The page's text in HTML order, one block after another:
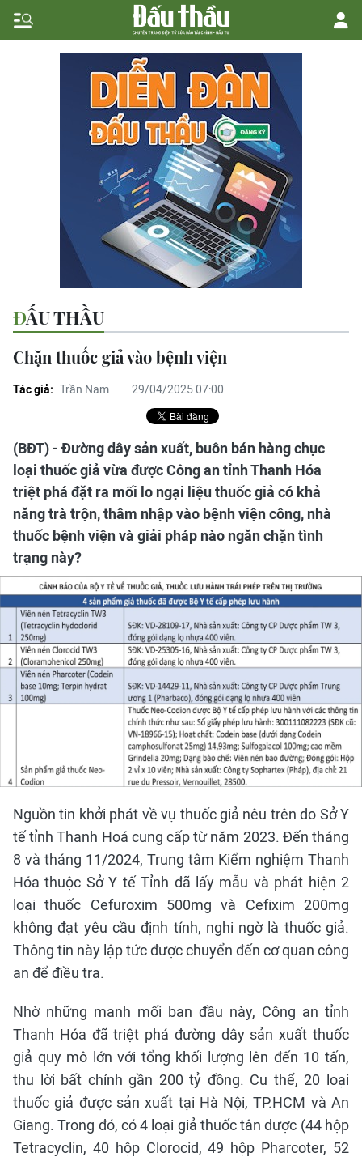
ĐẤU THẦU
Chặn thuốc giả vào bệnh viện
Tác giả: Trần Nam 29/04/2025 07:00
(BĐT) - Đường dây sản xuất, buôn bán hàng chục
loại thuốc giả vừa được Công an tỉnh Thanh Hóa
triệt phá đặt ra mối lo ngại liệu thuốc giả có khả
năng trà trộn, thâm nhập vào bệnh viện công, nhà
thuốc bệnh viện và giải pháp nào ngăn chặn tình
trạng này?
Nguồn tin khởi phát về vụ thuốc giả nêu trên do Sở Y
tế tỉnh Thanh Hoá cung cấp từ năm 2023. Đến tháng
8 và tháng 11/2024, Trung tâm Kiểm nghiệm Thanh
Hóa thuộc Sở Y tế Tỉnh đã lấy mẫu và phát hiện 2
loại thuốc Cefuroxim 500mg và Cefixim 200mg
không đạt yêu cầu định tính, nghi ngờ là thuốc giả.
Thông tin này lập tức được chuyển đến cơ quan công
an để điều tra.
Nhờ những manh mối ban đầu này, Công an tỉnh
Thanh Hóa đã triệt phá đường dây sản xuất thuốc
giả quy mô lớn với tổng khối lượng lên đến 10 tấn,
thu lời bất chính gần 200 tỷ đồng. Cụ thể, 20 loại
thuốc giả được sản xuất tại Hà Nội, TP.HCM và An
Giang. Trong đó, có 4 loại giả thuốc tân dược (44 hộp
Tetracyclin, 40 hộp Clorocid, 49 hộp Pharcoter, 52